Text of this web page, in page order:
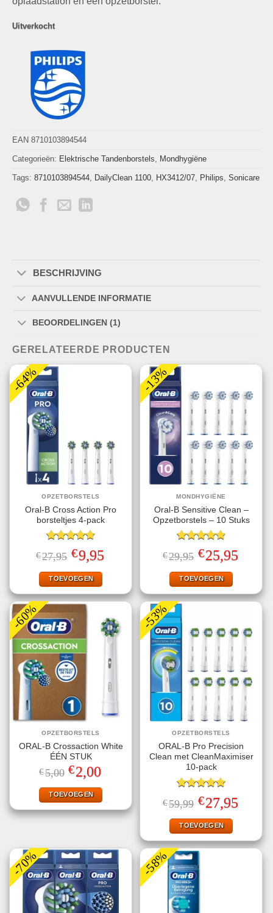
Uitverkocht
EAN 8710103894544
Categorieën: Elektrische Tandenborstels, Mondhygiëne
Tags: 8710103894544, DailyClean 1100, HX3412/07, Philips, Sonicare
BESCHRIJVING
AANVULLENDE INFORMATIE
BEOORDELINGEN (1)
GERELATEERDE PRODUCTEN
-64%
OPZETBORSTELS
Oral-B Cross Action Pro
borsteltjes 4-pack
Gewaardeerd
4.75uit 5
€27,95 Oorspronkelijke
prijs
was:
€27,95.
€9,95prijs
TOEVOEGEN
-13%
MONDHYGIËNE
Oral-B Sensitive Clean –
Opzetborstels – 10 Stuks
Gewaardeerd
4.86uit 5
€29,95 Oorspronkelijke
prijs
was:
€29,95.
€25,95prijs
TOEVOEGEN
-60%
OPZETBORSTELS
ORAL-B Crossaction White
ÉÉN STUK
€5,00 Oorspronkelijke
prijs
was:
€5,00.
€2,00
is:
€2,00.
TOEVOEGEN
-53%
OPZETBORSTELS
ORAL-B Pro Precision
Clean met CleanMaximiser
10-pack
Gewaardeerd
5.00uit 5
€59,99 Oorspronkelijke
prijs
was:
€59,99.
€27,95prijs
TOEVOEGEN
-70% -58%